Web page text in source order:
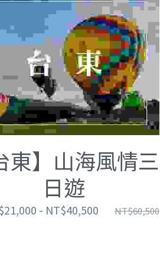
東】山海風情三
日遊
- NT$40,500 NT$60,500